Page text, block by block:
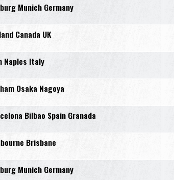
Munich Germany
Canada UK
Naples Italy
Osaka Nagoya
Bilbao Spain Granada
Brisbane
Munich Germany